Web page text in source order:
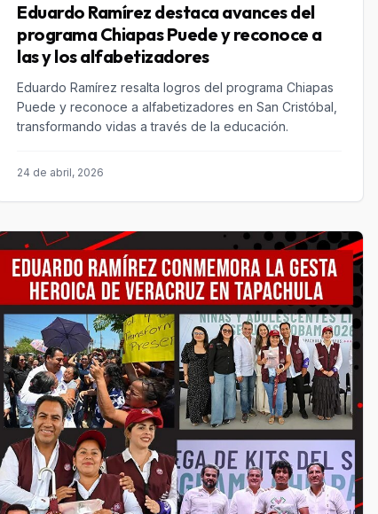
Eduardo Ramírez destaca avances del
programa Chiapas Puede y reconoce a
Eduardo Ramírez resalta logros del programa Chiapas
Puede y reconoce a alfabetizadores en San Cristóbal,
transformando vidas a través de la educación.
24 de abril, 2026